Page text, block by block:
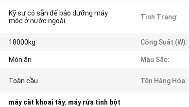
Kỹ sư có sẵn để bảo dưỡng máy
móc ở nước ngoài
Tình Trạng:
18000kg Công Suất (w):
Món ăn Màu Sắc:
Toàn cầu Tên Hàng Hóa:
máy cắt khoai tây, máy rửa tinh bột